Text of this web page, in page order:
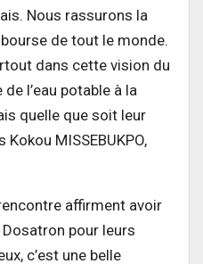
Nous rassurons la
de tout le monde.
dans cette vision du
l’eau potable à la
quelle que soit leur
MISSEBUKPO,
affirment avoir
pour leurs
c’est une belle